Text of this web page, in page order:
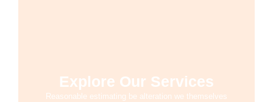
Explore Our Services
Reasonable estimating be alteration we themselves